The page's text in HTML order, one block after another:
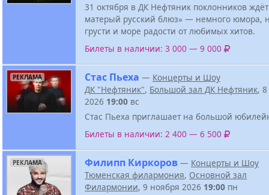
31 октября в ДК Нефтяник поклонников
матерый русский блюз» — немного юмора,
грусти и море радости от любимых хитов.
Билеты в наличии: 3 000 — 9 000
РЕКЛАМА Стас Пьеха — Концерты и Шоу
ДК "Нефтяник", Большой зал ДК Нефтяник,
2026 19:00 вс
Стас Пьеха приглашает на большой
Билеты в наличии: 2 400 — 6 500
РЕКЛАМА Филипп Киркоров — Концерты и Шоу
Тюменская филармония, Основной зал
Филармонии, 9 ноября 2026 19:00 пн